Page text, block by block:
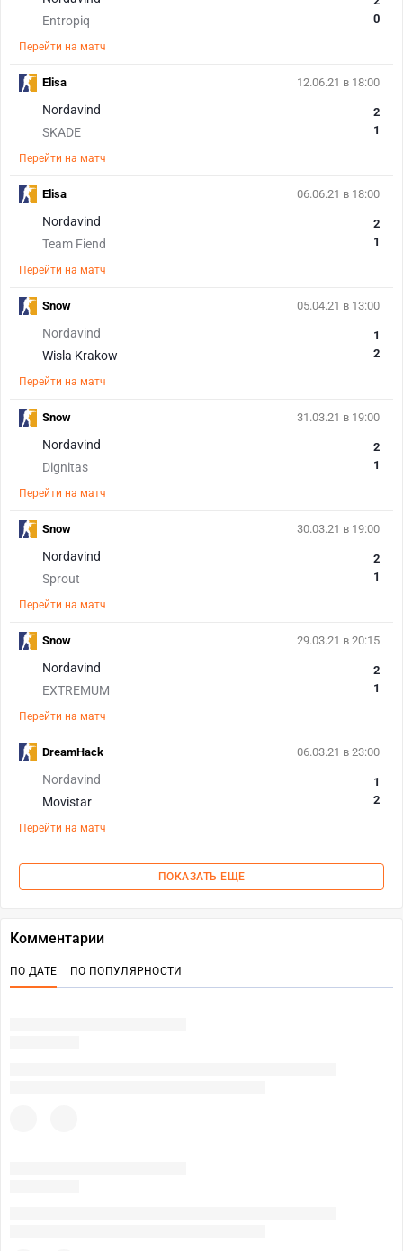
Entropiq
0
Перейти на матч
12.06.21 в 18:00
Nordavind
SKADE
2
1
Перейти на матч
Elisa
06.06.21 в 18:00
Nordavind
Team Fiend
2
1
Перейти на матч
Elisa
05.04.21 в 13:00
Nordavind
Wisla Krakow
1
2
Перейти на матч
Snow
31.03.21 в 19:00
Nordavind
Dignitas
2
1
Перейти на матч
Snow
30.03.21 в 19:00
Nordavind
Sprout
2
1
Перейти на матч
Snow
29.03.21 в 20:15
Nordavind
EXTREMUM
2
1
Перейти на матч
Snow
06.03.21 в 23:00
Nordavind
Movistar
1
2
Перейти на матч
DreamHack
ПОКАЗАТЬ ЕЩЕ
Комментарии
ПО ДАТЕ ПО ПОПУЛЯРНОСТИ